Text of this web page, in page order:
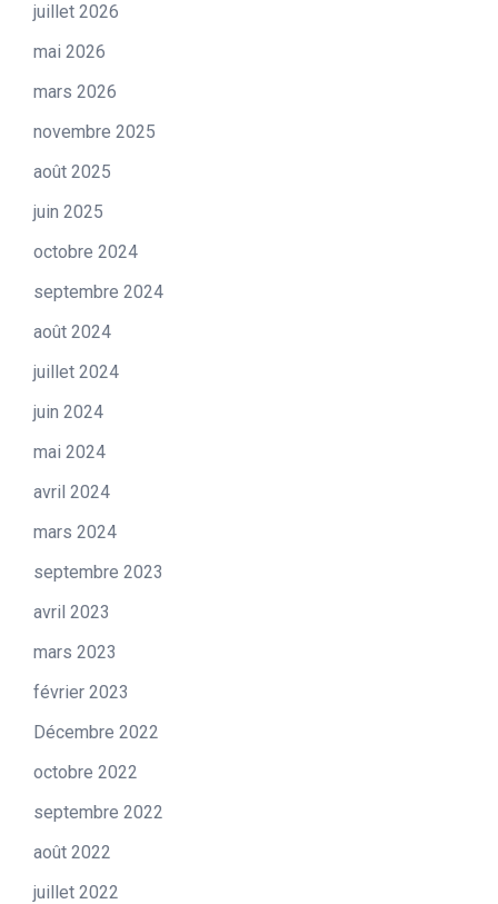
juillet 2026
mai 2026
mars 2026
novembre 2025
août 2025
juin 2025
octobre 2024
septembre 2024
août 2024
juillet 2024
juin 2024
mai 2024
avril 2024
mars 2024
septembre 2023
avril 2023
mars 2023
février 2023
Décembre 2022
octobre 2022
septembre 2022
août 2022
juillet 2022